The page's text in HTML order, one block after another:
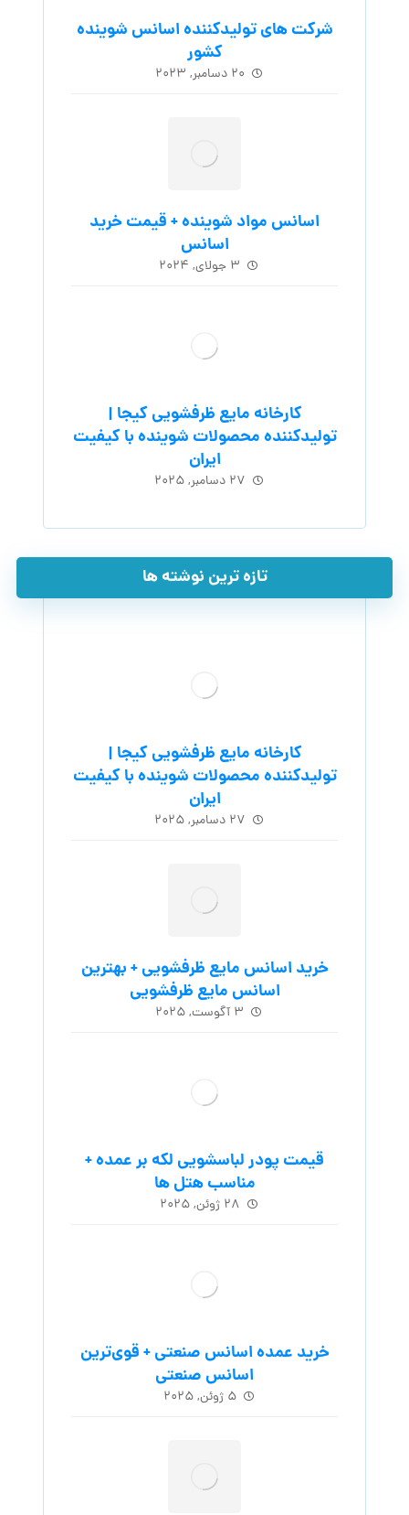
شرکت های تولیدکننده اسانس شوینده
کشور
۲۰ دسامبر, ۲۰۲۳
اسانس مواد شوینده + قیمت خرید
اسانس
۳ جولای, ۲۰۲۴
کارخانه مایع ظرفشویی کیجا |
تولیدکننده محصولات شوینده با کیفیت
ایران
۲۷ دسامبر, ۲۰۲۵
تازه ترین نوشته ها
کارخانه مایع ظرفشویی کیجا |
تولیدکننده محصولات شوینده با کیفیت
ایران
۲۷ دسامبر, ۲۰۲۵
خرید اسانس مایع ظرفشویی + بهترین
اسانس مایع ظرفشویی
۳ آگوست, ۲۰۲۵
قیمت پودر لباسشویی لکه بر عمده +
مناسب هتل ها
۲۸ ژوئن, ۲۰۲۵
خرید عمده اسانس صنعتی + قوی‌ترین
اسانس‌ صنعتی
۵ ژوئن, ۲۰۲۵